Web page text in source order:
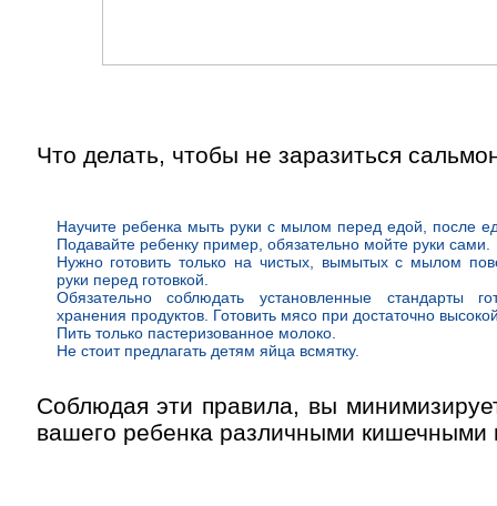
Что делать, чтобы не заразиться
Научите ребенка мыть руки с мылом перед едой, после
Подавайте ребенку пример, обязательно мойте руки сами.
Нужно готовить только на чистых, вымытых с мылом
руки перед готовкой.
Обязательно соблюдать установленные стандарты
хранения продуктов. Готовить мясо при достаточно
Пить только пастеризованное молоко.
Не стоит предлагать детям яйца всмятку.
Соблюдая эти правила, вы
вашего ребенка различными кишечными